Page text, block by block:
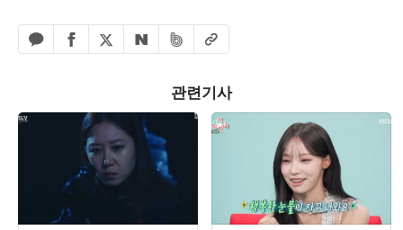
카카오톡 공유하기
페이스북 공유하기
엑스 공유하기
네이버 공유하기
밴드 공유하기
URL복사
관련기사